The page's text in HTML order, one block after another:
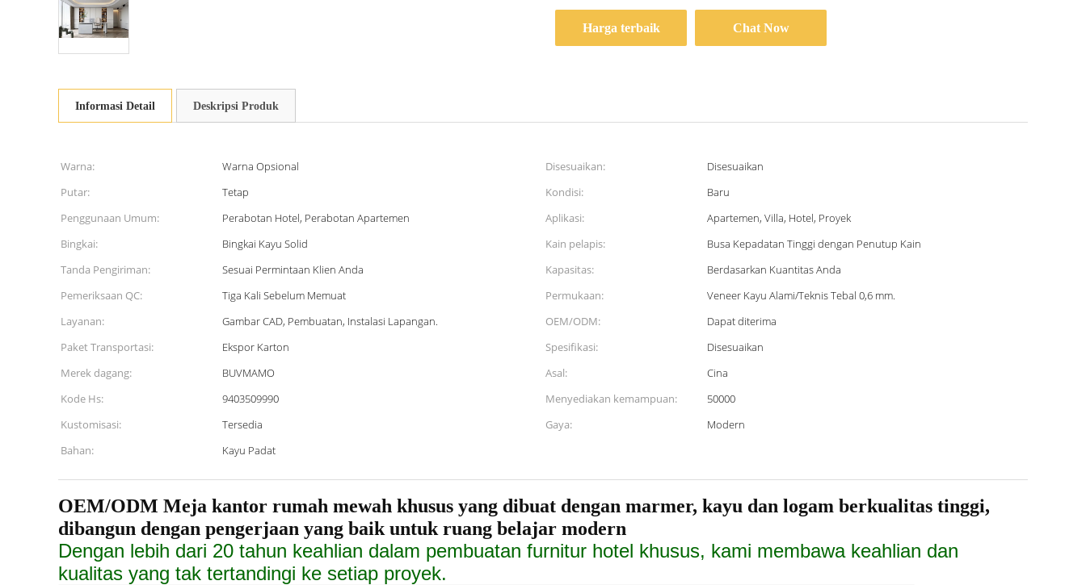
Harga terbaik Chat Now
Informasi Detail Deskripsi Produk
Warna: Warna Opsional Disesuaikan:
Disesuaikan
Putar:
Tetap Kondisi:
Baru
Penggunaan Umum:
Perabotan Hotel, Perabotan Apartemen Aplikasi:
Apartemen, Villa, Hotel, Proyek
Bingkai:
Bingkai Kayu Solid Kain pelapis:
Busa Kepadatan Tinggi dengan Penutup Kain
Tanda Pengiriman:
Sesuai Permintaan Klien Anda Kapasitas:
Berdasarkan Kuantitas Anda
Pemeriksaan QC:
Tiga Kali Sebelum Memuat Permukaan:
Veneer Kayu Alami/Teknis Tebal 0,6 mm.
Layanan:
Gambar CAD, Pembuatan, Instalasi Lapangan. OEM/ODM:
Dapat diterima
Paket Transportasi:
Ekspor Karton Spesifikasi:
Disesuaikan
Merek dagang:
BUVMAMO Asal:
Cina
Kode Hs:
9403509990 Menyediakan kemampuan:
50000
Kustomisasi:
Tersedia Gaya:
Modern
Bahan:
Kayu Padat
OEM/ODM Meja kantor rumah mewah khusus yang dibuat dengan marmer, kayu dan logam berkualitas tinggi,
dibangun dengan pengerjaan yang baik untuk ruang belajar modern
Dengan lebih dari 20 tahun keahlian dalam pembuatan furnitur hotel khusus, kami membawa keahlian dan
kualitas yang tak tertandingi ke setiap proyek.